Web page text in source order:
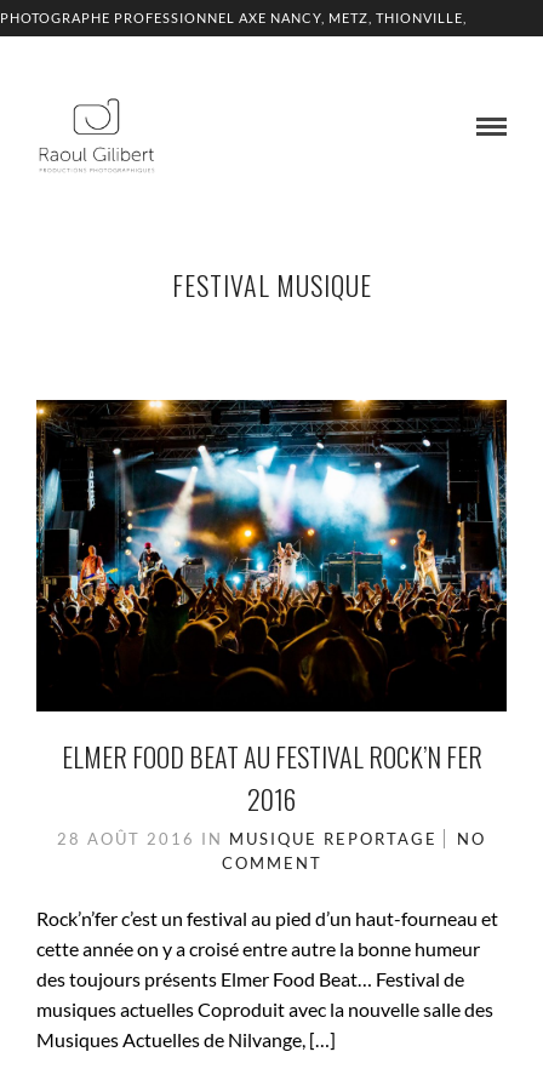
PHOTOGRAPHE PROFESSIONNEL AXE NANCY, METZ, THIONVILLE,
FESTIVAL MUSIQUE
ELMER FOOD BEAT AU FESTIVAL ROCK’N FER
2016
28 AOÛT 2016 IN MUSIQUE REPORTAGE
NO
COMMENT
Rock’n’fer c’est un festival au pied d’un haut-fourneau et
cette année on y a croisé entre autre la bonne humeur
des toujours présents Elmer Food Beat… Festival de
musiques actuelles Coproduit avec la nouvelle salle des
Musiques Actuelles de Nilvange, […]